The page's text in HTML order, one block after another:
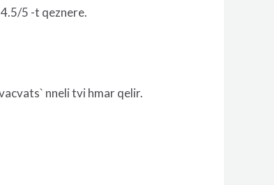
5 -t qeznere.
nneli tvi hmar qelir.